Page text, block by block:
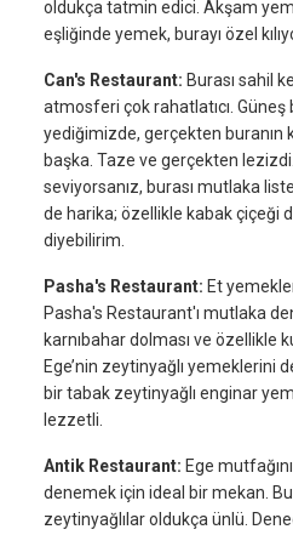
oldukça tatmin edici. Akşam
eşliğinde yemek, burayı özel
Can's Restaurant: Burası sahil
atmosferi çok rahatlatıcı.
yediğimizde, gerçekten buranın
başka. Taze ve gerçekten
seviyorsanız, burası mutlaka
de harika; özellikle kabak çiçeği
diyebilirim.
Pasha's Restaurant: Et
Pasha's Restaurant'ı mutlaka
karnıbahar dolması ve özellikle
Ege’nin zeytinyağlı yemeklerini
bir tabak zeytinyağlı enginar
lezzetli.
Antik Restaurant: Ege
denemek için ideal bir mekan.
zeytinyağlılar oldukça ünlü.